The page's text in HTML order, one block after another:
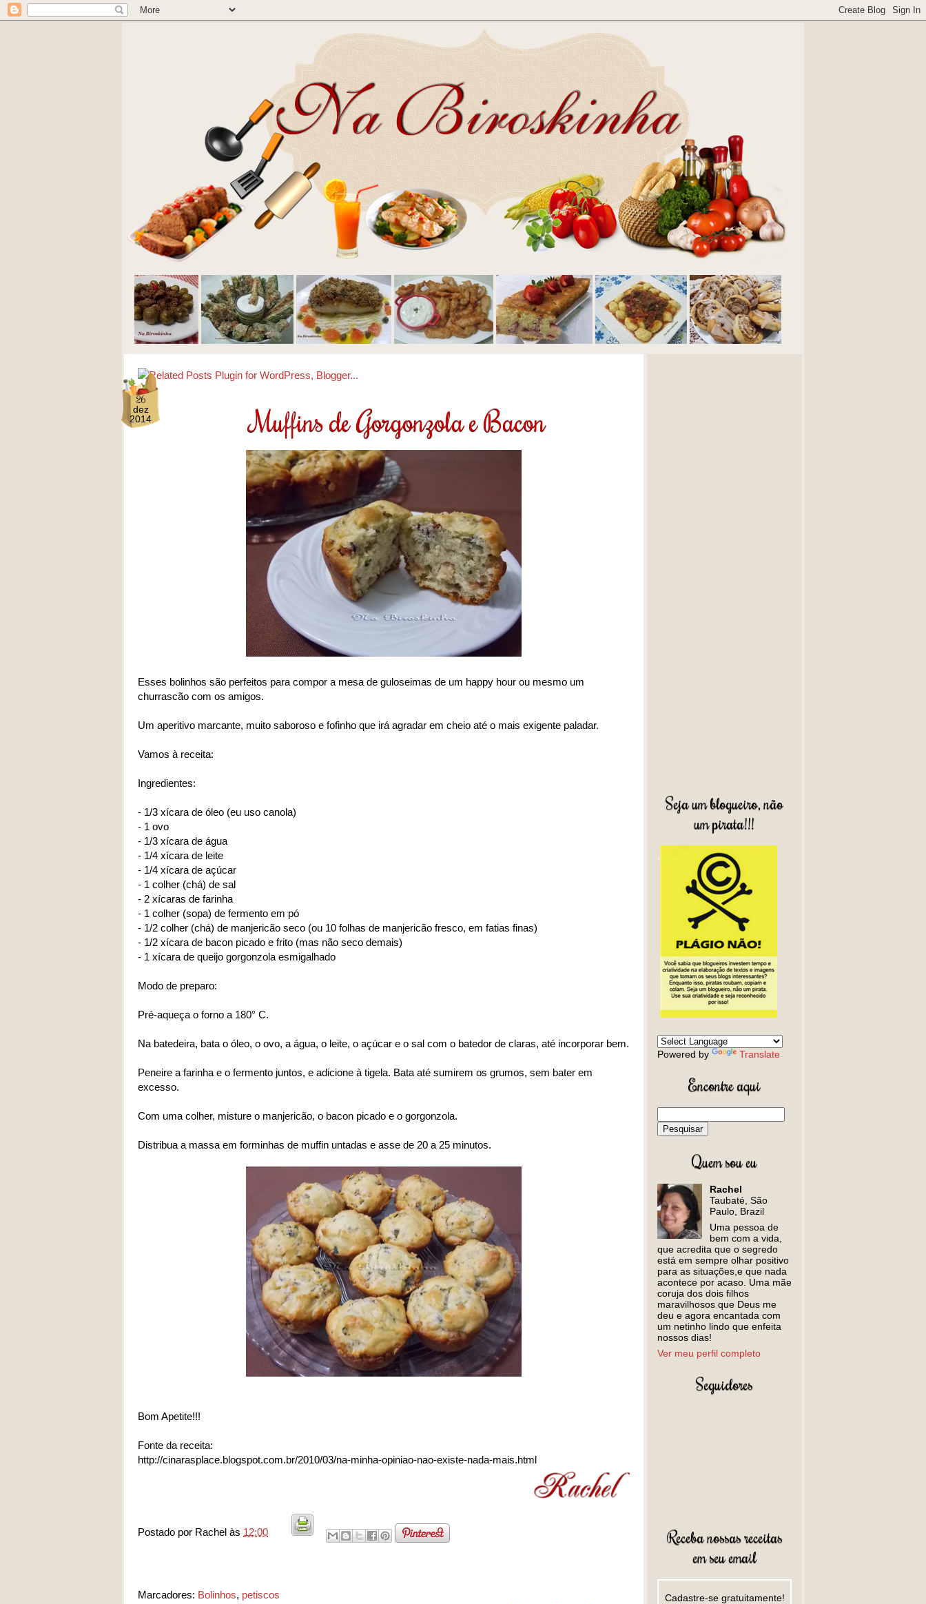
26
dez
2014
Muffins de Gorgonzola e Bacon
Esses bolinhos são perfeitos para compor a mesa de guloseimas de um happy hour ou mesmo um
churrascão com os amigos.
Um aperitivo marcante, muito saboroso e fofinho que irá agradar em cheio até o mais exigente paladar.
Vamos à receita:
Ingredientes:
- 1/3 xícara de óleo (eu uso canola)
- 1 ovo
- 1/3 xícara de água
- 1/4 xícara de leite
- 1/4 xícara de açúcar
- 1 colher (chá) de sal
- 2 xícaras de farinha
- 1 colher (sopa) de fermento em pó
- 1/2 colher (chá) de manjericão seco (ou 10 folhas de manjericão fresco, em fatias finas)
- 1/2 xícara de bacon picado e frito (mas não seco demais)
- 1 xícara de queijo gorgonzola esmigalhado
Modo de preparo:
Pré-aqueça o forno a 180° C.
Na batedeira, bata o óleo, o ovo, a água, o leite, o açúcar e o sal com o batedor de claras, até incorporar bem.
Peneire a farinha e o fermento juntos, e adicione à tigela. Bata até sumirem os grumos, sem bater em
excesso.
Com uma colher, misture o manjericão, o bacon picado e o gorgonzola.
Distribua a massa em forminhas de muffin untadas e asse de 20 a 25 minutos.
Bom Apetite!!!
Fonte da receita:
http://cinarasplace.blogspot.com.br/2010/03/na-minha-opiniao-nao-existe-nada-mais.html
Postado por Rachel às 12:00
Marcadores: Bolinhos, petiscos
Seja um blogueiro, não
um pirata!!!
Powered by Translate
Encontre aqui
Quem sou eu
Rachel
Taubaté, São
Paulo, Brazil
Uma pessoa de
bem com a vida,
que acredita que o segredo
está em sempre olhar positivo
para as situações,e que nada
acontece por acaso. Uma mãe
coruja dos dois filhos
maravilhosos que Deus me
deu e agora encantada com
um netinho lindo que enfeita
nossos dias!
Ver meu perfil completo
Seguidores
Receba nossas receitas
em seu email
Cadastre-se gratuitamente!